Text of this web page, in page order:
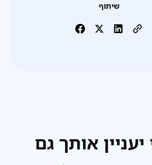
שיתוף
יעניין אותך גם